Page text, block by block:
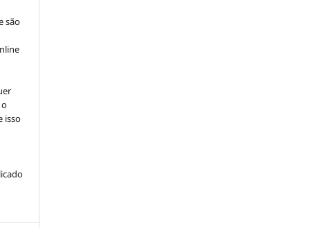
são
isso